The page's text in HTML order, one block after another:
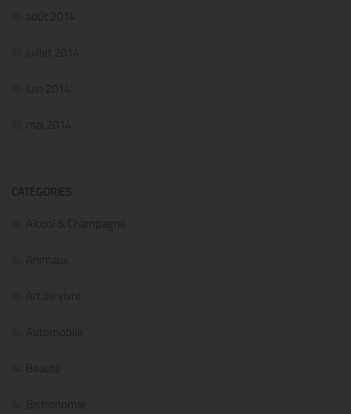
août 2014
juillet 2014
juin 2014
mai 2014
CATÉGORIES
Alcool & Champagne
Animaux
Art de vivre
Automobile
Beauté
Bistronomie